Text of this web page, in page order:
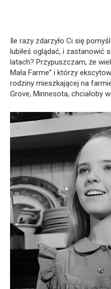
Ile razy zdarzyło Ci się
lubiłeś oglądać, i zastanowić
latach? Przypuszczam, że
Mała Farme” i którzy
rodziny mieszkającej na
Grove, Minnesota, chciałoby